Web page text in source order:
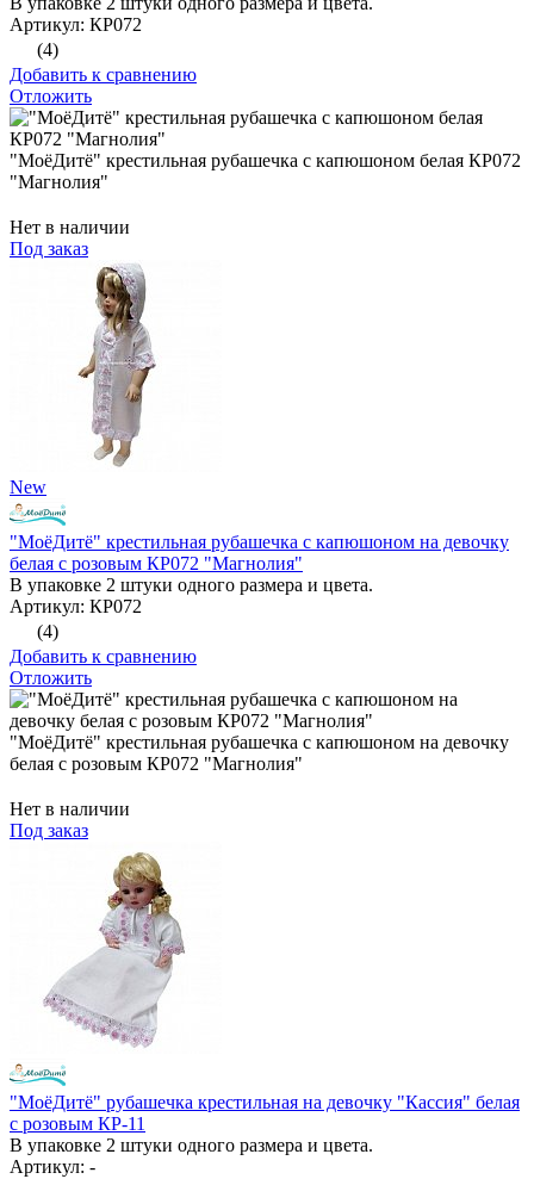
Артикул: КР072
(4)
Добавить к сравнению
Отложить
"МоёДитё" крестильная рубашечка с капюшоном белая КР072
"Магнолия"
Нет в наличии
Под заказ
New
"МоёДитё" крестильная рубашечка с капюшоном на девочку
белая с розовым КР072 "Магнолия"
В упаковке 2 штуки одного размера и цвета.
Артикул: КР072
(4)
Добавить к сравнению
Отложить
"МоёДитё" крестильная рубашечка с капюшоном на девочку
белая с розовым КР072 "Магнолия"
Нет в наличии
Под заказ
"МоёДитё" рубашечка крестильная на девочку "Кассия" белая
с розовым КР-11
В упаковке 2 штуки одного размера и цвета.
Артикул: -